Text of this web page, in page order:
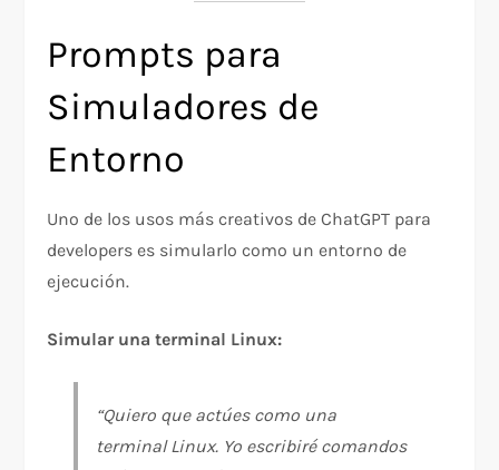
Prompts para
Simuladores de
Entorno
Uno de los usos más creativos de ChatGPT para
developers es simularlo como un entorno de
ejecución.
Simular una terminal Linux:
“Quiero que actúes como una
terminal Linux. Yo escribiré comandos